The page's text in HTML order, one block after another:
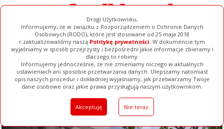
Drogi Użytkowniku,
Informujemy, że w związku z Rozporządzeniem o Ochronie Danych
Osobowych (RODO), które jest stosowane od 25 maja 2018
r.zaktualizowaliśmy naszą Politykę prywatności. W dokumencie tym
wyjaśniamy w sposób przejrzysty i bezpośredni jakie informacje zbieramy i
dlaczego to robimy.
Informujemy jednocześnie, że nie zmieniamy niczego w aktualnych
ustawieniach ani sposobie przetwarzania danych. Ulepszamy natomiast
opis naszych procedur i dokładniej wyjaśniamy, jak przetwarzamy Twoje
dane osobowe oraz jakie prawa przysługują naszym użytkownikom.
Akceptuję Nie teraz
Ogłoszenia Filmy Galerie Baza Firm Pełna Wersja